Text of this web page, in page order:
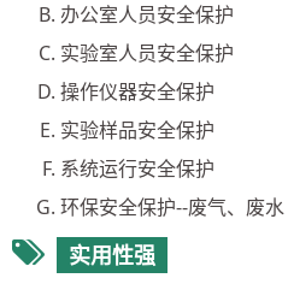
办公室人员安全保护
实验室人员安全保护
操作仪器安全保护
实验样品安全保护
系统运行安全保护
环保安全保护--废气、废水
实用性强